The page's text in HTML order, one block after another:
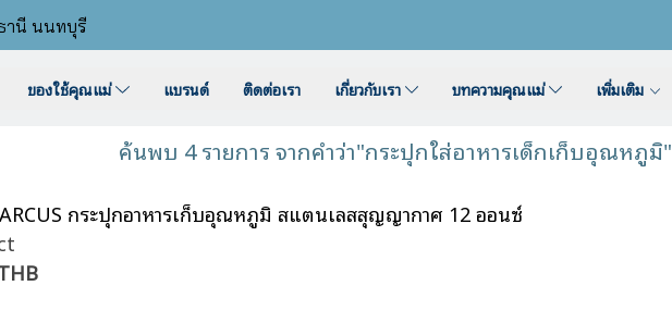
ธานี นนทบุรี
ของใช้คุณแม่ แบรนด์ ติดต่อเรา เกี่ยวกับเรา บทความคุณแม่ เพิ่มเติม
ค้นพบ 4 รายการ จากคำว่า"กระปุกใส่อาหารเด็กเก็บอุณหภูมิ"
กระปุกอาหารเก็บอุณหภูมิ สแตนเลสสุญญากาศ 12 ออนซ์